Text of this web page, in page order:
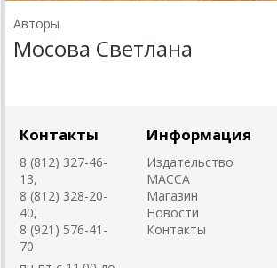
Авторы
Мосова Светлана
Контакты
8 (812) 327-46-
13,
8 (812) 328-20-
40,
8 (921) 576-41-
70
Информация
Издательство
MACCA
Магазин
Новости
Контакты